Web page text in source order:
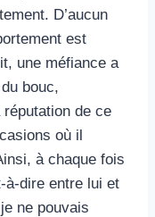
D’aucun
est
une méfiance a
bouc,
de ce
où il
à chaque fois
à-dire entre lui et
ne pouvais